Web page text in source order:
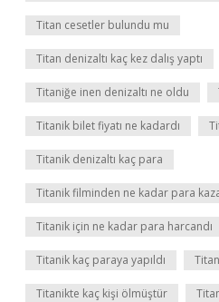
Titan cesetler bulundu mu
Titan denizaltı kaç kez dalış yaptı
Titaniğe inen denizaltı ne oldu
Titanik bilet fiyatı ne kadardı
Titanik denizaltı kaç para
Titanik filminden ne kadar para
Titanik için ne kadar para harcandı
Titanik kaç paraya yapıldı
Titanikte kaç kişi ölmüştür